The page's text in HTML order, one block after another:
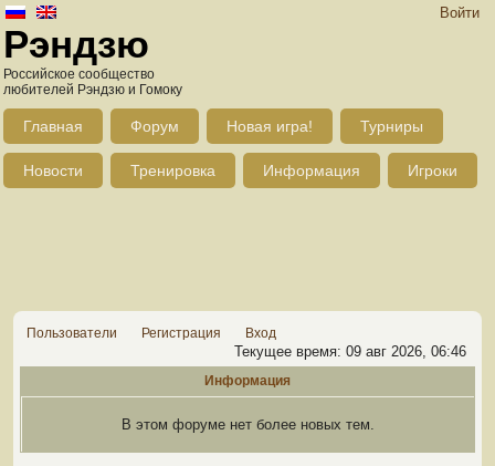
Войти
Рэндзю
Российское сообщество
любителей Рэндзю и Гомоку
Главная Форум Новая игра! Турниры
Новости Тренировка Информация Игроки
Пользователи Регистрация Вход
Текущее время: 09 авг 2026, 06:46
Информация
В этом форуме нет более новых тем.